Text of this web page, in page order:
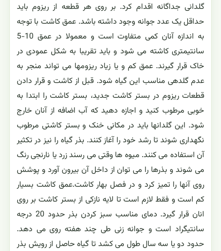
گلدانی جداگانه اقدام کرد. بر روی هر قطعه از ریزوم باید
حداقل یک عدد جوانه وجود داشته باشد. عمق کاشت با توجه
به اندازه آنان کمی متفاوت است و معمولا در عمق 10-5
سانتیمتری کاشته می شود و باید تقریبا به شکل عمودی در
خاک قرار گیرند. عمق کم و یا زیاد ریزومها می تواند منجر به
عدم گلدهی مناسب این گیاه شود. قبل از کاشت و قرار دادن
قطعات ریزوم در بستر کاشت جدید، بستر کاشت را ابتدا به
خوبی مرطوب کنید و اجازه دهید که آب اضافه از آنان خارج
شود. این گلدانها باید در مکانی خنک و بستر کاشتی مرطوب
نگهداری شوند تا رشد خود را آغاز کنند. بذر گیاه را نیز در تکثیر
آن استفاده می کنند. میوه ها وقتی می رسند زرد یا نارنجی رنگ
می شوند و بذرها را می توان از داخل آن بیرون آورد و پوشش
روی آنها را تمیز کرد و در فصل بهار کاشت.عمق کاشت بسیار
کم است و فقط لازم است تا لایه نازکی از بستر کاشت بر روی
انان قرار گیرد. دمای مناسب سبز کردن بذر حدود 20 درجه
سانتیگراد است و جوانه زنی طی چند هفته روی می دهد.
حدود دو یا سه سال طول می کشد تا گیاه حاصل از رویش بذر